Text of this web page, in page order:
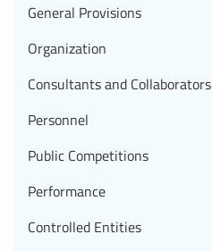
General Provisions
Organization
Consultants and Collaborators
Personnel
Public Competitions
Performance
Controlled Entities